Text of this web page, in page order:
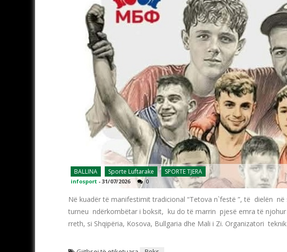
BALLINA Sporte Luftarake SPORTE TJERA
infosport - 31/07/2026 0
Në kuadër të manifestimit tradicional “Tetova n`festë ”, të dielën
turneu ndërkombëtar i boksit, ku do të marrin pjesë emra të
rreth, si Shqipëria, Kosova, Bullgaria dhe Mali i Zi. Organizatori